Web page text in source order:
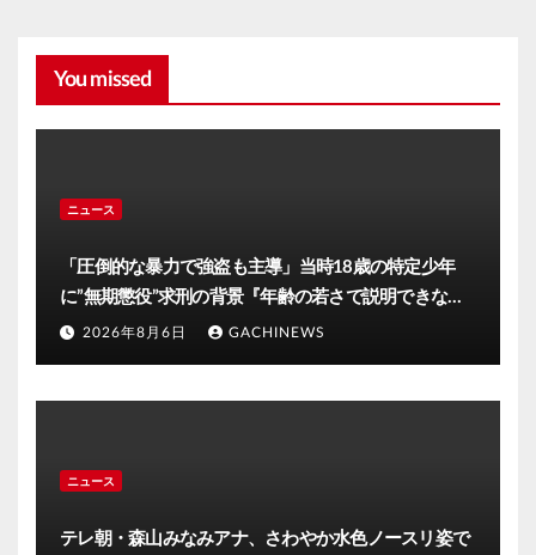
You missed
ニュース
「圧倒的な暴力で強盗も主導」当時18歳の特定少年
に”無期懲役”求刑の背景『年齢の若さで説明できない
ほど悪質だと検察が判断』＜元裁判官が解説＞全国的
2026年8月6日 GACHINEWS
ニュース
テレ朝・森山みなみアナ、さわやか水色ノースリ姿で